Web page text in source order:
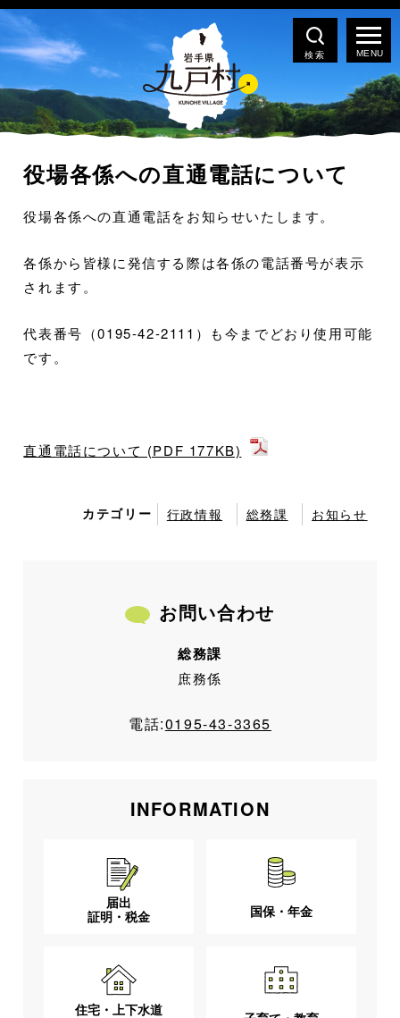
検索
役場各係への直通電話について
役場各係への直通電話をお知らせいたします。
各係から皆様に発信する際は各係の電話番号が表示
されます。
代表番号（0195-42-2111）も今までどおり使用可能
です。
直通電話について (PDF 177KB)
カテゴリー 行政情報 総務課 お知らせ
お問い合わせ
総務課
庶務係
電話:0195-43-3365
INFORMATION
届出
証明・税金
国保・年金
住宅・上下水道